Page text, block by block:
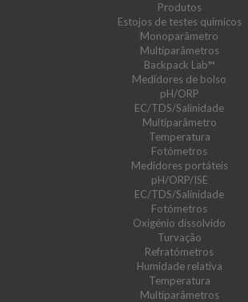
Produtos
Estojos de testes químicos
Monoparâmetro
Multiparâmetros
Backpack Lab™
Medidores de bolso
pH/ORP
EC/TDS/Salinidade
Multiparâmetro
Temperatura
Fotómetros
Medidores portáteis
pH/ORP/ISE
EC/TDS/Salinidade
Fotómetros
Oxigénio dissolvido
Turvação
Refratómetros
Humidade relativa
Temperatura
Multiparâmetros